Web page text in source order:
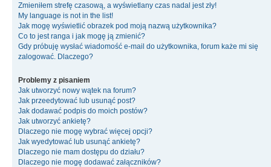
Zmieniłem strefę czasową, a wyświetlany czas nadal jest zły!
My language is not in the list!
Jak mogę wyświetlić obrazek pod moją nazwą użytkownika?
Co to jest ranga i jak mogę ją zmienić?
Gdy próbuję wysłać wiadomość e-mail do użytkownika, forum każe mi się
zalogować. Dlaczego?
Problemy z pisaniem
Jak utworzyć nowy wątek na forum?
Jak przeedytować lub usunąć post?
Jak dodawać podpis do moich postów?
Jak utworzyć ankietę?
Dlaczego nie mogę wybrać więcej opcji?
Jak wyedytować lub usunąć ankietę?
Dlaczego nie mam dostępu do działu?
Dlaczego nie mogę dodawać załączników?